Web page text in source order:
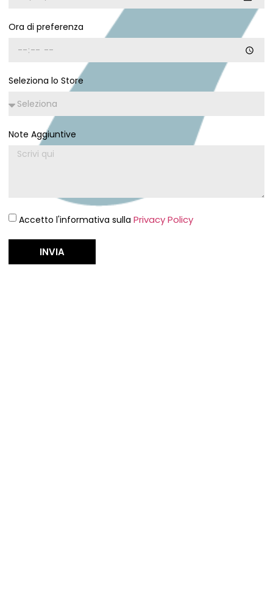
Ora di preferenza
Seleziona lo Store
Note Aggiuntive
Accetto l'informativa sulla Privacy Policy
INVIA